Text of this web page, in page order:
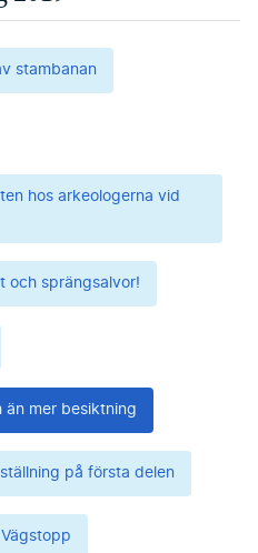
stambanan
hos arkeologerna vid
och sprängsalvor!
än mer besiktning
på första delen
Vägstopp